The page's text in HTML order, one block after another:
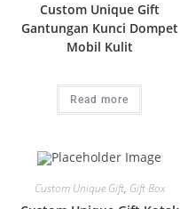
Custom Unique Gift
Gantungan Kunci Dompet
Mobil Kulit
Read more
Custom Unique Gift, Gift Box